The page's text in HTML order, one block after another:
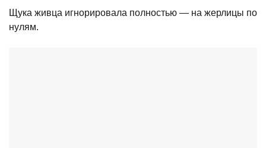
Щука живца игнорировала полностью — на жерлицы по
нулям.